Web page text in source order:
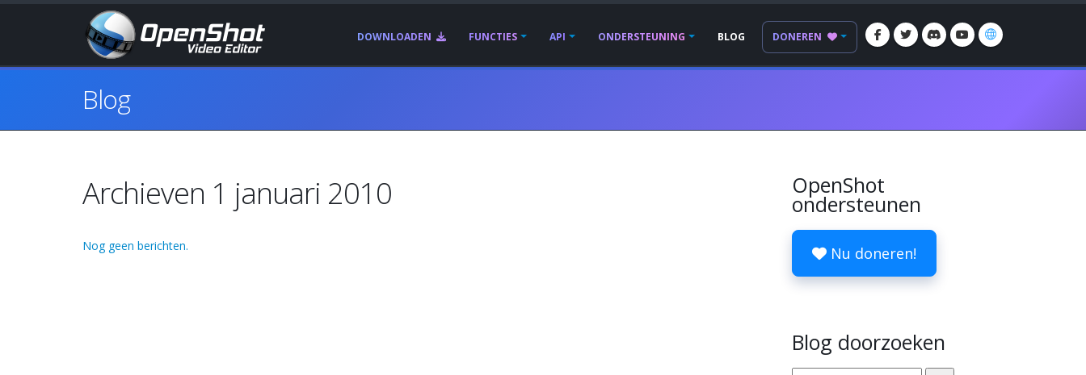
DOWNLOADEN FUNCTIES API ONDERSTEUNING BLOG DONEREN
Blog
Archieven 1 januari 2010
Nog geen berichten.
OpenShot
ondersteunen
Nu doneren!
Blog doorzoeken